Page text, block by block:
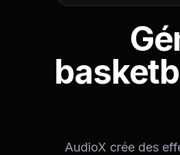
AudioX crée des